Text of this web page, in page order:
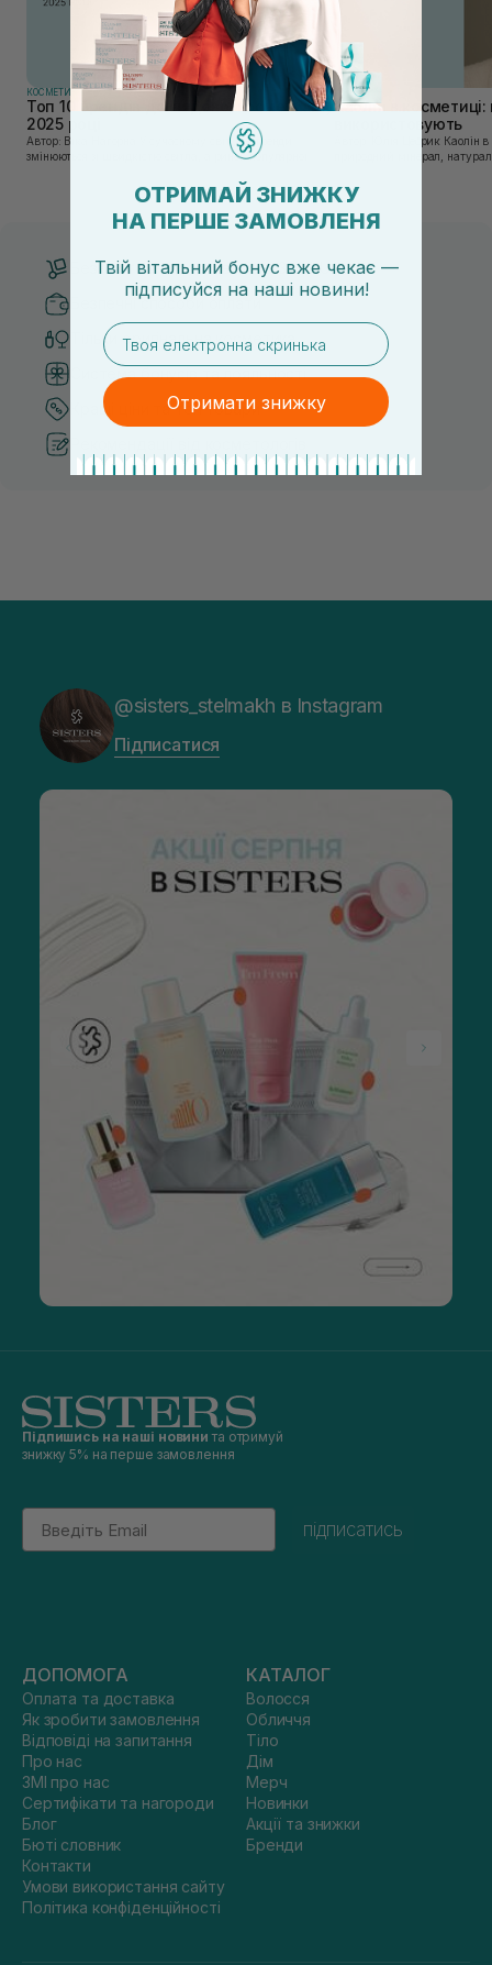
КОСМЕТИКА
Топ 10 брендів доглядової косметики у
2025 році
Автор: Віка Нагорна У сучасному світі, де тренди
змінюються зі швидкістю світла, а ринок популярної
засобу для себе стає справжнім викликом. 2025 р...
КОСМЕТИКА
Каолін в
використовують
Автор: Юлія Цебрик Каолін в косметології – це
природний мінерал,
завдяки великій кількості
Безкоштовна доставка від 3000 UAH
Безпечні способи оплати
Тільки оригінальна косметика
Система бонусів та лояльності
Кращі ціни та топ товари
@sisters_stelmakh в Instagram
Підписатися
Підпишись на наші новини та отримуй
знижку 5% на перше замовлення
Email
підписатись
ДОПОМОГА
Оплата та доставка
Як зробити замовлення
Відповіді на запитання
Про нас
ЗМІ про нас
Сертифікати та нагороди
Блог
Бюті словник
Контакти
Умови використання сайту
Політика конфіденційності
КАТАЛОГ
Волосся
Обличчя
Тіло
Дім
Мерч
Новинки
Акції та знижки
Бренди
ОТРИМАЙ ЗНИЖКУ
НА ПЕРШЕ ЗАМОВЛЕНЯ
Твій вітальний бонус вже чекає —
підписуйся на наші новини!
email
Отримати знижку